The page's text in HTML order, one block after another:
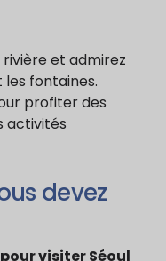
et admirez
fontaines.
profiter des
activités
devez
visiter Séoul